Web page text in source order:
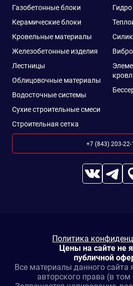
Газобетонные блоки
Керамические блоки
Кровельные материалы
Железобетонные изделия
Лестницы
Облицовочные материалы
Водосточные системы
Сухие строительные смеси
Строительная сетка
+7 (843) 203-22-
Цены на сайте не
публичной
Все материалы данного сайта
авторского права (в
Политика